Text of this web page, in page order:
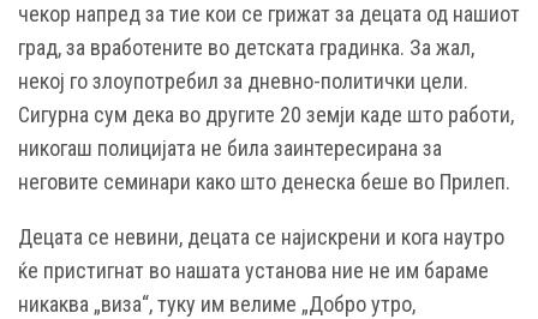
чекор напред за тие кои се грижат за децата од нашиот
град, за вработените во детската градинка. За жал,
некој го злоупотребил за дневно-политички цели.
Сигурна сум дека во другите 20 земји каде што работи,
никогаш полицијата не била заинтересирана за
неговите семинари како што денеска беше во Прилеп.
Децата се невини, децата се најискрени и кога наутро
ќе пристигнат во нашата установа ние не им бараме
никаква „виза“, туку им велиме „Добро утро,